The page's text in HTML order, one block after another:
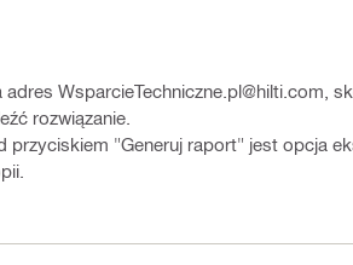
WsparcieTechniczne.pl@hilti.com,
rozwiązanie.
"Generuj raport" jest opcja